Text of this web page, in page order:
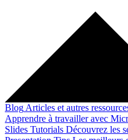
Blog Articles et autres
Apprendre à travailler avec
Slides Tutorials Découvrez les